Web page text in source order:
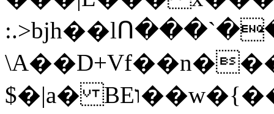
$�|a� BEו��w�{���;���q�X��d%�������W� hU�(�1�Ū}9�S�F<��i�L3�;�